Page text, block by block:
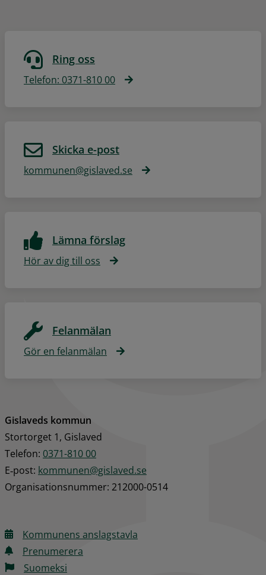
Ring oss
Telefon: 0371-810 00
Skicka e-post
kommunen@gislaved.se
Lämna förslag
Hör av dig till oss
Felanmälan
Gör en felanmälan
Gislaveds kommun
Stortorget 1, Gislaved
Telefon: 0371-810 00
E‑post: kommunen@gislaved.se
Organisationsnummer: 212000-0514
Kommunens anslagstavla
Prenumerera
Suomeksi